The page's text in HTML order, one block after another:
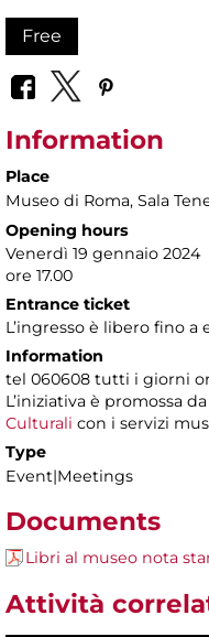
Free
Information
Place
Museo di Roma, Sala
Opening hours
Venerdì 19 gennaio 2024
ore 17.00
Entrance ticket
L’ingresso è libero fino
Information
tel 060608 tutti i giorni
L’iniziativa è promossa da
Culturali con i servizi
Type
Event|Meetings
Documents
Libri al museo nota
Attività